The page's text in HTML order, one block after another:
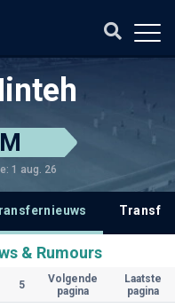
1 aug. 26
& Rumours
5
Volgende
pagina
Laatste
pagina